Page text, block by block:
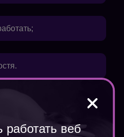
;
в
работать веб